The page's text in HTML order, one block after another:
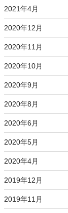
2021年4月
2020年12月
2020年11月
2020年10月
2020年9月
2020年8月
2020年6月
2020年5月
2020年4月
2019年12月
2019年11月